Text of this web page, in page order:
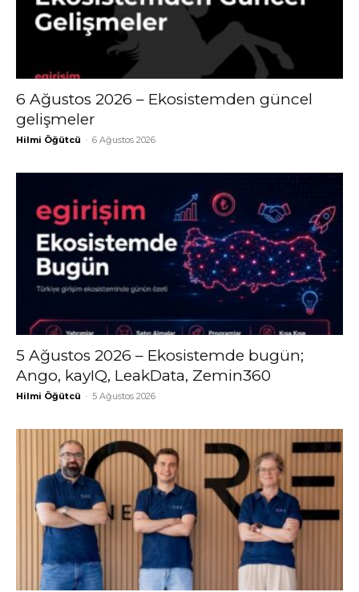
6 Ağustos 2026 – Ekosistemden güncel
gelişmeler
Hilmi Öğütcü - 6 Ağustos 2026
5 Ağustos 2026 – Ekosistemde bugün;
Ango, kayIQ, LeakData, Zemin360
Hilmi Öğütcü - 5 Ağustos 2026